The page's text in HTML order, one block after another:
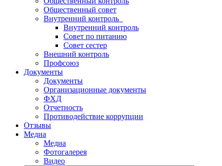
Общественный совет
Внутренний контроль
Внутренний контроль
Совет по питанию
Совет сестер
Внешний контроль
Профсоюз
Документы
Документы
Организационные документы
ФХД
Отчетность
Противодействие коррупции
Отзывы
Медиа
Медиа
Фотогалерея
Видео